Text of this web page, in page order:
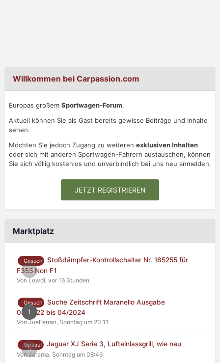
Willkommen bei Carpassion.com
Europas großem Sportwagen-Forum.
Aktuell können Sie als Gast bereits gewisse Beiträge und Inhalte
sehen.
Möchten Sie jedoch Zugang zu weiteren exklusiven Inhalten
oder sich mit anderen Sportwagen-Fahrern austauschen, können
Sie sich völlig kostenlos und unverbindlich bei uns neu anmelden.
JETZT REGISTRIEREN
Marktplatz
0
Gesuch
Stoßdämpfer-Kontrollschalter Nr. 165255 für
F355 Non F1
Von Lowdi, vor 16 Stunden
1
Gesuch
Suche Zeitschrift Maranello Ausgabe
04/2022 bis 04/2024
Von JoeFerrari, Sonntag um 20:11
0
Verkauf Jaguar XJ Serie 3, Lufteinlassgrill, wie neu
Von Jarama, Sonntag um 08:46